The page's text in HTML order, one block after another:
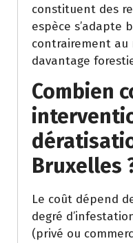
constituent des
espèce s’adapte
contrairement au
davantage
Combien
Bruxelles
Le coût dépend
degré
(privé ou